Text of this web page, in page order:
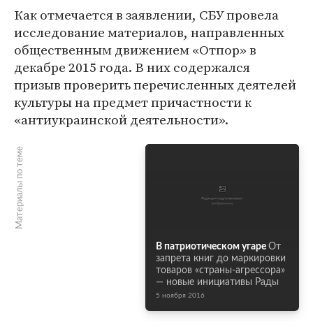
Как отмечается в заявлении, СБУ провела
исследование материалов, направленных
общественным движением «Отпор» в
декабре 2015 года. В них содержался
призыв проверить перечисленных деятелей
культуры на предмет причастности к
«антиукраинской деятельности».
Материалы по теме
В патриотическом угаре От
запрета книг до маркировки
товаров «страны-агрессора»
— новые инициативы Рады
5 ноября 2016